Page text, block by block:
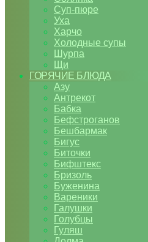
Суп-пюре
Уха
Харчо
Холодные супы
Шурпа
Щи
ГОРЯЧИЕ БЛЮДА
Азу
Антрекот
Бабка
Бефстроганов
Бешбармак
Бигус
Биточки
Бифштекс
Бризоль
Буженина
Вареники
Галушки
Голубцы
Гуляш